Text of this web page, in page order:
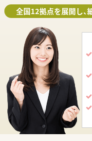
全国12拠点を展開し、